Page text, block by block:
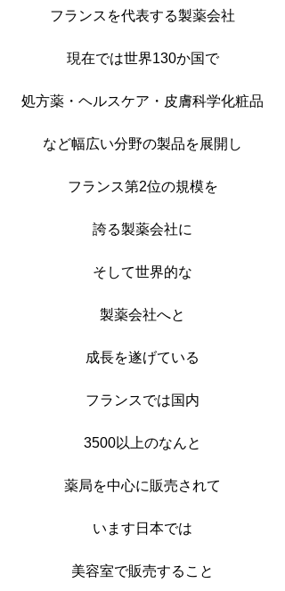
フランスを代表する製薬会社
現在では世界130か国で
処方薬・ヘルスケア・皮膚科学化粧品
など幅広い分野の製品を展開し
フランス第2位の規模を
誇る製薬会社に
そして世界的な
製薬会社へと
成長を遂げている
フランスでは国内
3500以上のなんと
薬局を中心に販売されて
います日本では
美容室で販売すること